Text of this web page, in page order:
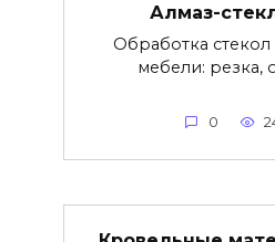
Алмаз-
Обработка стекол
мебели: резка,
0